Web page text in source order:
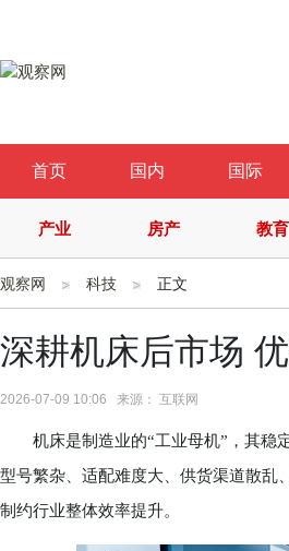
首页 国内 国际
产业 房产 教育
观察网 科技 正文
深耕机床后市场
2026-07-09 10:06 来源： 互联网
机床是制造业的“工业母机”，其稳定
型号繁杂、适配难度大、供货渠道散乱
制约行业整体效率提升。